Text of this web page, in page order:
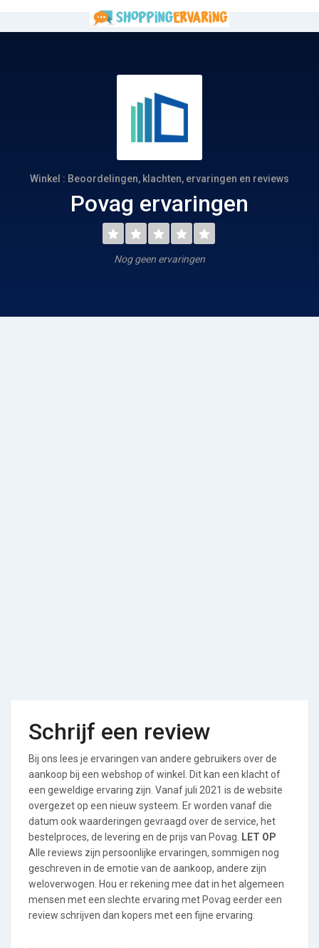
Winkel : Beoordelingen, klachten, ervaringen en reviews
Povag ervaringen
Nog geen ervaringen
Schrijf een review
Bij ons lees je ervaringen van andere gebruikers over de
aankoop bij een webshop of winkel. Dit kan een klacht of
een geweldige ervaring zijn. Vanaf juli 2021 is de website
overgezet op een nieuw systeem. Er worden vanaf die
datum ook waarderingen gevraagd over de service, het
bestelproces, de levering en de prijs van Povag.
LET OP
Alle reviews zijn persoonlijke ervaringen, sommigen nog
geschreven in de emotie van de aankoop, andere zijn
weloverwogen. Hou er rekening mee dat in het algemeen
mensen met een slechte ervaring met Povag eerder een
review schrijven dan kopers met een fijne ervaring.